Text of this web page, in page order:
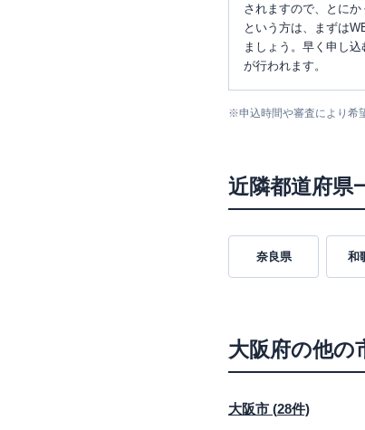
されますので、とに
という方は、まずは
ましょう。早く申し
が行われます。
※申込時間や審査により希
近隣都道府県
奈良県 和
大阪府の他の
大阪市 (28件)